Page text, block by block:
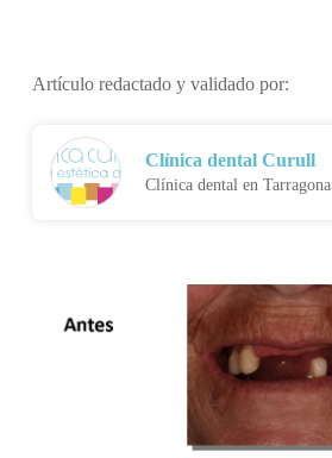
Artículo redactado y validado por:
Clínica dental Curull
Clínica dental en Tarragona